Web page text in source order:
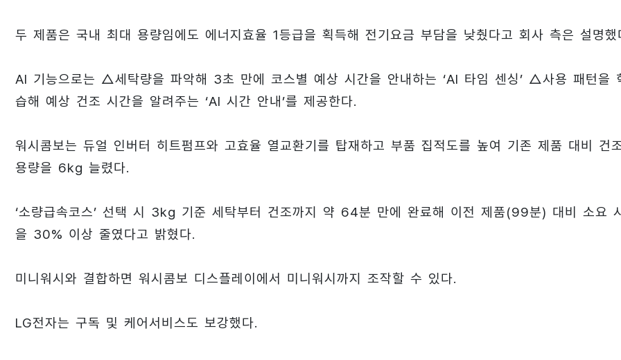
두 제품은 국내 최대 용량임에도 에너지효율 1등급을 획득해 전기요금 부담을 낮췄다고 회사 측은 설명했
AI 기능으로는 △세탁량을 파악해 3초 만에 코스별 예상 시간을 안내하는 ‘AI 타임 센싱’ △사용 패턴을
습해 예상 건조 시간을 알려주는 ‘AI 시간 안내’를 제공한다.
워시콤보는 듀얼 인버터 히트펌프와 고효율 열교환기를 탑재하고 부품 집적도를 높여 기존 제품 대비 건
용량을 6kg 늘렸다.
‘소량급속코스’ 선택 시 3kg 기준 세탁부터 건조까지 약 64분 만에 완료해 이전 제품(99분) 대비 소요
을 30% 이상 줄였다고 밝혔다.
미니워시와 결합하면 워시콤보 디스플레이에서 미니워시까지 조작할 수 있다.
LG전자는 구독 및 케어서비스도 보강했다.